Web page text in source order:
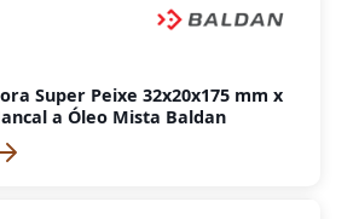
Super Peixe 32x20x175 mm x
a Óleo Mista Baldan